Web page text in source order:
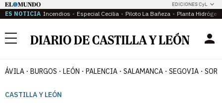
EDICIONES CyL
ES NOTICIA Incendios Especial Cecilia Piloto La Bañeza Planta
Menú
ÁVILA BURGOS LEÓN PALENCIA SALAMANCA SEGOVIA
CASTILLA Y LEÓN